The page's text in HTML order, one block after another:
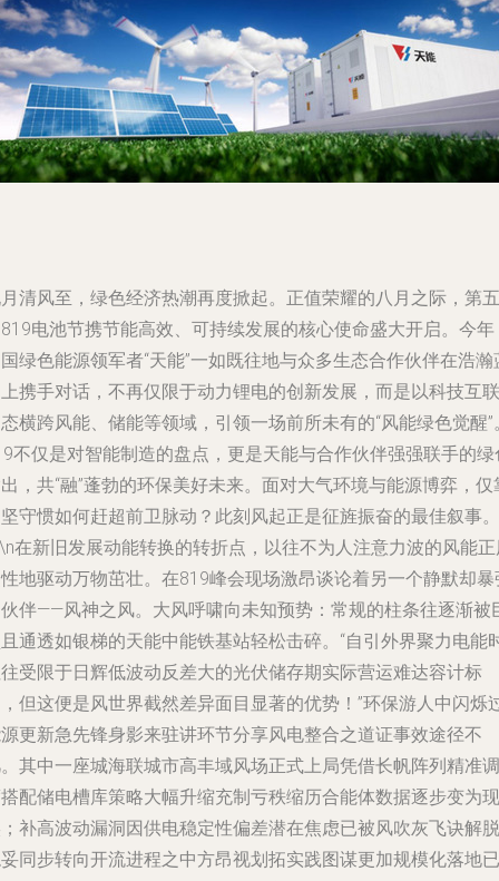
清风至，绿色经济热潮再度掀起。正值荣耀的八月之际，第五
电池节携节能高效、可持续发展的核心使命盛大开启。今年
绿色能源领军者“天能”一如既往地与众多生态合作伙伴在浩瀚
携手对话，不再仅限于动力锂电的创新发展，而是以科技互联
横跨风能、储能等领域，引领一场前所未有的“风能绿色觉醒”
不仅是对智能制造的盘点，更是天能与合作伙伴强强联手的绿
，共“融”蓬勃的环保美好未来。面对大气环境与能源博弈，仅
守惯如何赶超前卫脉动？此刻风起正是征旌振奋的最佳叙事。
在新旧发展动能转换的转折点，以往不为人注意力波的风能
地驱动万物茁壮。在819峰会现场激昂谈论着另一个静默却暴
伴——风神之风。大风呼啸向未知预势：常规的柱条往逐渐被
通透如银梯的天能中能铁基站轻松击碎。“自引外界聚力电能
受限于日辉低波动反差大的光伏储存期实际营运难达容计标
但这便是风世界截然差异面目显著的优势！”环保游人中闪烁
更新急先锋身影来驻讲环节分享风电整合之道证事效途径不
其中一座城海联城市高丰域风场正式上局凭借长帆阵列精准调
配储电槽库策略大幅升缩充制亏秩缩历合能体数据逐步变为现
补高波动漏洞因供电稳定性偏差潜在焦虑已被风吹灰飞诀解脱
同步转向开流进程之中方昂视划拓实践图谋更加规模化落地已